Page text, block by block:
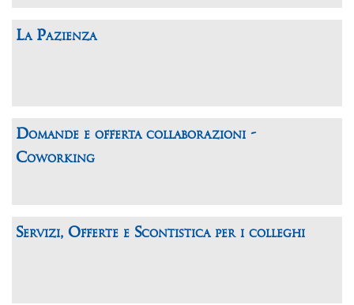
La Pazienza
Domande e offerta collaborazioni -
Coworking
Servizi, Offerte e Scontistica per i colleghi